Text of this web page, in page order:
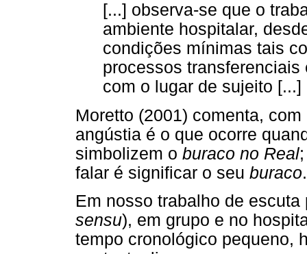
[...] observa-se que o
ambiente hospitalar,
condições mínimas tais
processos
com o lugar de sujeito [...]
Moretto (2001) comenta,
angústia é o que ocorre
simbolizem o buraco no Real
falar é significar o seu buraco.
Em nosso trabalho de
sensu), em grupo e no
tempo cronológico pequeno,